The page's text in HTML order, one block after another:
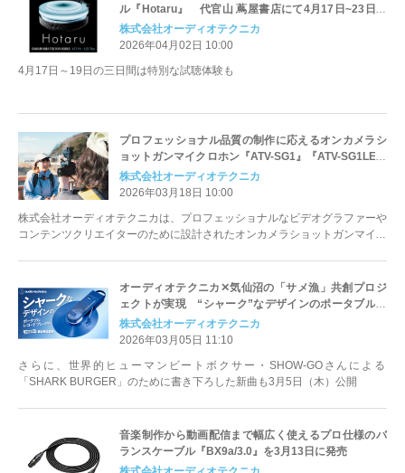
ル『Hotaru』 代官山 蔦屋書店にて4月17日~23日に
期間限定POP-UPを開催
株式会社オーディオテクニカ
2026年04月02日 10:00
4月17日～19日の三日間は特別な試聴体験も
プロフェッショナル品質の制作に応えるオンカメラシ
ョットガンマイクロホン『ATV-SG1』『ATV-SG1LE』
を3月27日に発売
株式会社オーディオテクニカ
2026年03月18日 10:00
株式会社オーディオテクニカは、プロフェッショナルなビデオグラファーや
コンテンツクリエイターのために設計されたオンカメラショットガンマイク
オーディオテクニカ✕気仙沼の「サメ漁」共創プロジ
ェクトが実現 “シャーク”なデザインのポータブルレ
コードプレーヤー「SHARK BURGER」3月5日（木）
より「Makuake」にて先行販売開始
株式会社オーディオテクニカ
2026年03月05日 11:10
さらに、世界的ヒューマンビートボクサー・SHOW-GOさんによる
「SHARK BURGER」のために書き下ろした新曲も3月5日（木）公開
音楽制作から動画配信まで幅広く使えるプロ仕様のバ
ランスケーブル『BX9a/3.0』を3月13日に発売